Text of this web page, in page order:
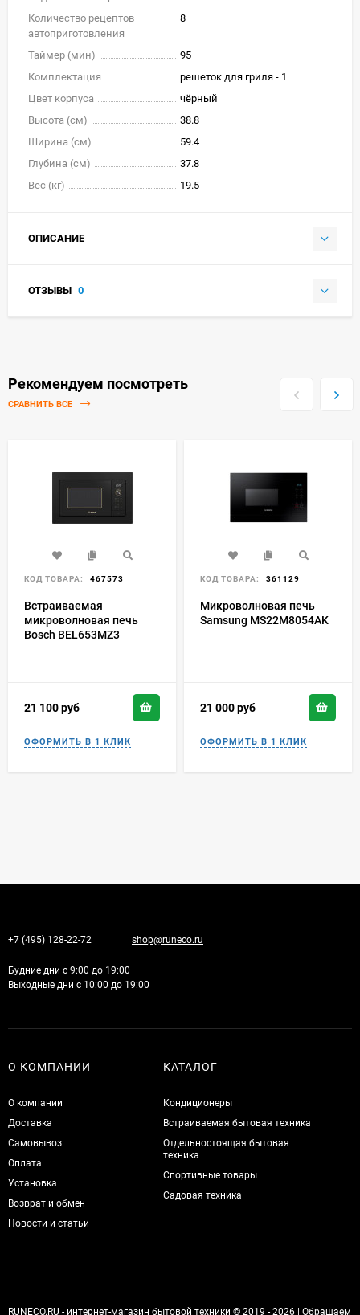
Количество рецептов
автоприготовления
8
Таймер (мин)
95
Комплектация
решеток для гриля - 1
Цвет корпуса
чёрный
Высота (см)
38.8
Ширина (см)
59.4
Глубина (см)
37.8
Вес (кг)
19.5
ОПИСАНИЕ
ОТЗЫВЫ 0
Рекомендуем посмотреть
СРАВНИТЬ ВСЕ
КОД ТОВАРА: 467573
Встраиваемая
микроволновая печь
Bosch BEL653MZ3
21 100руб
КОД ТОВАРА: 361129
Микроволновая печь
Samsung MS22M8054AK
21 000руб
+7 (495) 128-22-72 shop@runeco.ru
Будние дни с 9:00 до 19:00
Выходные дни с 10:00 до 19:00
О КОМПАНИИ
О компании
Доставка
Самовывоз
Оплата
Установка
Возврат и обмен
Новости и статьи
КАТАЛОГ
Кондиционеры
Встраиваемая бытовая техника
Отдельностоящая бытовая
техника
Спортивные товары
Садовая техника
RUNECO.RU - интернет-магазин бытовой техники © 2019 - 2026 | Обращаем